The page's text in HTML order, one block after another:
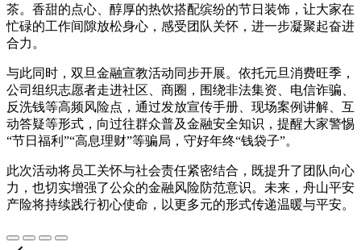
茶。香甜的点心、醇厚的热饮搭配缤纷的节日装饰，让大家在
忙碌的工作间隙放松身心，感受团队关怀，进一步凝聚起奋进
合力。
与此同时，双旦金融宣教活动同步开展。依托元旦消费旺季，
公司组织志愿者走进社区、商圈，围绕非法集资、电信诈骗、
反洗钱等高频风险点，通过发放宣传手册、现场案例讲解、互
动答疑等形式，向过往群众普及金融安全知识，提醒大家警惕
“节日福利”“高息理财”等骗局，守好年终“钱袋子”。
此次活动将员工关怀与社会责任紧密结合，既提升了团队向心
力，也切实增强了公众的金融风险防范意识。未来，舟山平安
产险将持续践行初心使命，以更多元的形式传递温暖与平安。